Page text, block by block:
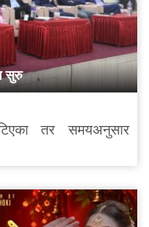
सुरु
तर समयअनुसार